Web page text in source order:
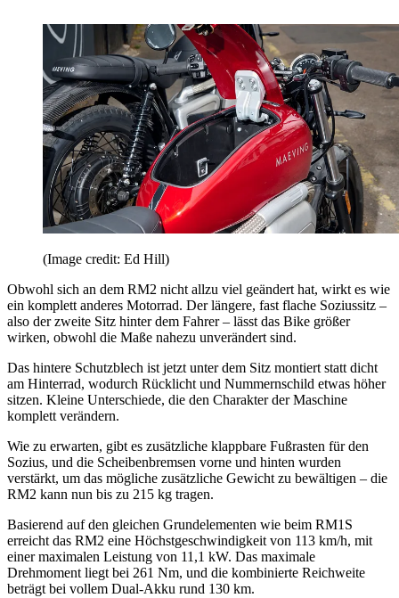
(Image credit: Ed Hill)
Obwohl sich an dem RM2 nicht allzu viel geändert hat, wirkt es wie
ein komplett anderes Motorrad. Der längere, fast flache Soziussitz –
also der zweite Sitz hinter dem Fahrer – lässt das Bike größer
wirken, obwohl die Maße nahezu unverändert sind.
Das hintere Schutzblech ist jetzt unter dem Sitz montiert statt dicht
am Hinterrad, wodurch Rücklicht und Nummernschild etwas höher
sitzen. Kleine Unterschiede, die den Charakter der Maschine
komplett verändern.
Wie zu erwarten, gibt es zusätzliche klappbare Fußrasten für den
Sozius, und die Scheibenbremsen vorne und hinten wurden
verstärkt, um das mögliche zusätzliche Gewicht zu bewältigen – die
RM2 kann nun bis zu 215 kg tragen.
Basierend auf den gleichen Grundelementen wie beim RM1S
erreicht das RM2 eine Höchstgeschwindigkeit von 113 km/h, mit
einer maximalen Leistung von 11,1 kW. Das maximale
Drehmoment liegt bei 261 Nm, und die kombinierte Reichweite
beträgt bei vollem Dual-Akku rund 130 km.